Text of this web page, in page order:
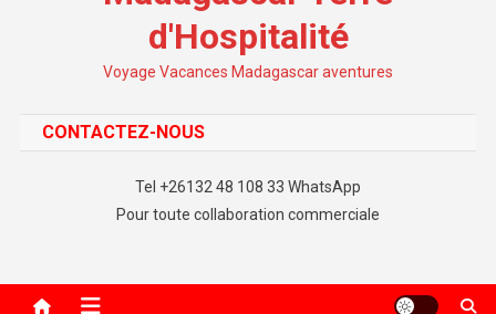
d'Hospitalité
Voyage Vacances Madagascar aventures
CONTACTEZ-NOUS
Tel +26132 48 108 33 WhatsApp
Pour toute collaboration commerciale